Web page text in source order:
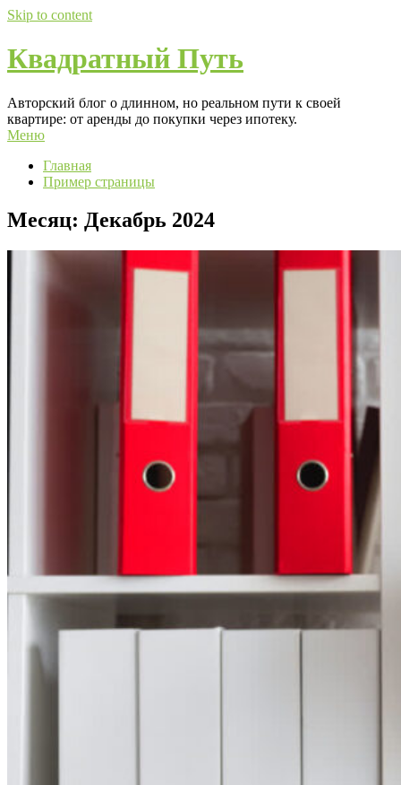
Skip to content
Квадратный Путь
Авторский блог о длинном, но реальном пути к своей
квартире: от аренды до покупки через ипотеку.
Меню
Главная
Пример страницы
Месяц: Декабрь 2024